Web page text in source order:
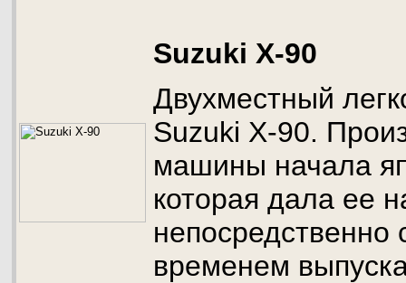
Suzuki X-90
Двухместный
Suzuki X-90.
машины начала
которая дала ее
непосредственно
временем